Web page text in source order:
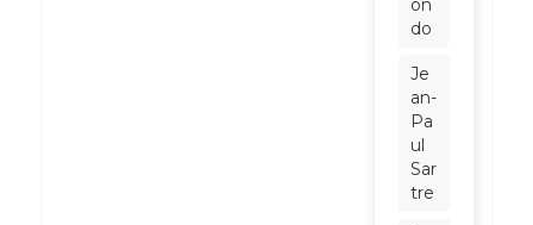
on
do
Je
an-
Pa
ul
Sar
tre